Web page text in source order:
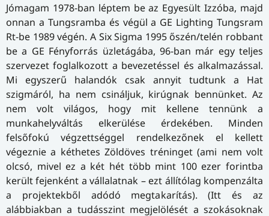
Jómagam 1978-ban léptem be az Egyesült Izzóba, majd
onnan a Tungsramba és végül a GE Lighting Tungsram
Rt-be 1989 végén. A Six Sigma 1995 őszén/telén robbant
be a GE Fényforrás üzletágába, 96-ban már egy teljes
szervezet foglalkozott a bevezetéssel és alkalmazással.
Mi egyszerű halandók csak annyit tudtunk a Hat
szigmáról, ha nem csináljuk, kirúgnak bennünket. Az
nem volt világos, hogy mit kellene tennünk a
munkahelyváltás elkerülése érdekében. Minden
felsőfokú végzettséggel rendelkezőnek el kellett
végeznie a kéthetes Zöldöves tréninget (ami nem volt
olcsó, mivel ez a két hét több mint 100 ezer forintba
került fejenként a vállalatnak – ezt állítólag kompenzálta
a projektekből adódó megtakarítás). (Itt és az
alábbiakban a tudásszint megjelölését a szokásoknak